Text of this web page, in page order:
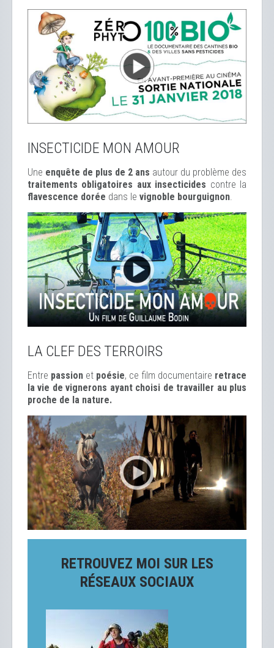
INSECTICIDE MON AMOUR
Une enquête de plus de 2 ans autour du problème des
traitements obligatoires aux insecticides contre la
flavescence dorée dans le vignoble bourguignon.
LA CLEF DES TERROIRS
Entre passion et poésie, ce film documentaire retrace
la vie de vignerons ayant choisi de travailler au plus
proche de la nature.
RETROUVEZ MOI SUR LES
RÉSEAUX SOCIAUX